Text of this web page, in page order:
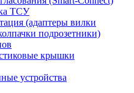
ТСУ
(адаптеры вилки
подрозетники)
крышки
устройства